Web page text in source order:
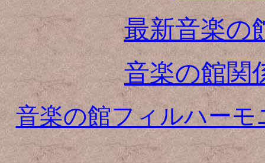
最新音楽の
音楽の館関
音楽の館フィルハーモ